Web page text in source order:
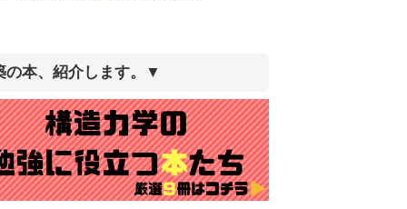
の本、紹介します。▼